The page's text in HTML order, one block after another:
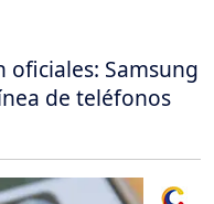
oficiales: Samsung
de teléfonos